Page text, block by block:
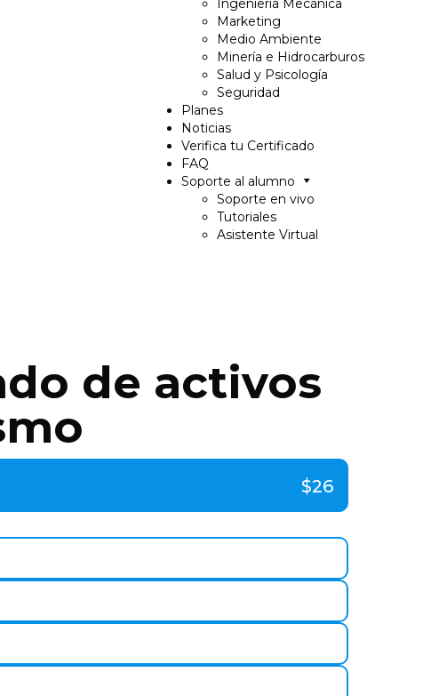
Ingeniería Mecánica
Marketing
Medio Ambiente
Minería e Hidrocarburos
Salud y Psicología
Seguridad
Planes
Noticias
Verifica tu Certificado
FAQ
Soporte al alumno
Soporte en vivo
Tutoriales
Asistente Virtual
de activos
$26